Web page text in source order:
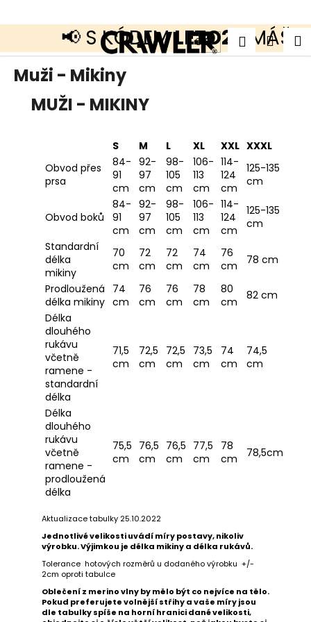
📢 S KÓDEMLETO20 MÁŠ
obsah
CZK
Muži - Mikiny
MUŽI - MIKINY
S M L XL XXL XXXL
Obvod přes
prsa
84-
91
cm
92-
97
cm
98-
105
cm
106-
113
cm
114-
124
cm
125-135
cm
Obvod boků
84-
91
cm
92-
97
cm
98-
105
cm
106-
113
cm
114-
124
cm
125-135
cm
Standardní
délka
mikiny
70
cm
72
cm
72
cm
74
cm
76
cm
78 cm
Prodloužená
délka mikiny
74
cm
76
cm
76
cm
78
cm
80
cm
82 cm
Délka
dlouhého
rukávu
včetně
ramene -
standardní
délka
71,5
cm
72,5
cm
72,5
cm
73,5
cm
74
cm
74,5
cm
Délka
dlouhého
rukávu
včetně
ramene -
prodloužená
délka
75,5
cm
76,5
cm
76,5
cm
77,5
cm
78
cm
78,5cm
Aktualizace tabulky 25.10.2022
Jednotlivé velikosti uvádí míry postavy, nikoliv
výrobku. Výjimkou je délka mikiny a délka rukávů.
Tolerance hotových rozměrů u dodaného výrobku +/-
2cm oproti tabulce
Oblečení z merino vlny by mělo být co nejvíce na tělo.
Pokud preferujete volnější střihy a vaše míry jsou
dle tabulky spíše na horní hranici dané velikosti,
š
k
C
o
HLEDAT
DÁMSKÉ